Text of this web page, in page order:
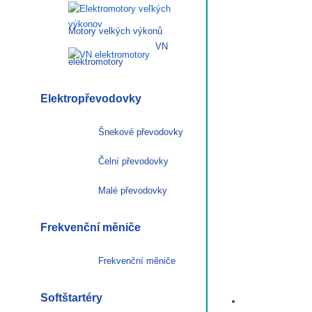
Motory velkých výkonů
VN
elektromotory
Elektropřevodovky
Šnekové převodovky
Čelní převodovky
Malé převodovky
Frekvenční měniče
Frekvenční měniče
Softštartéry